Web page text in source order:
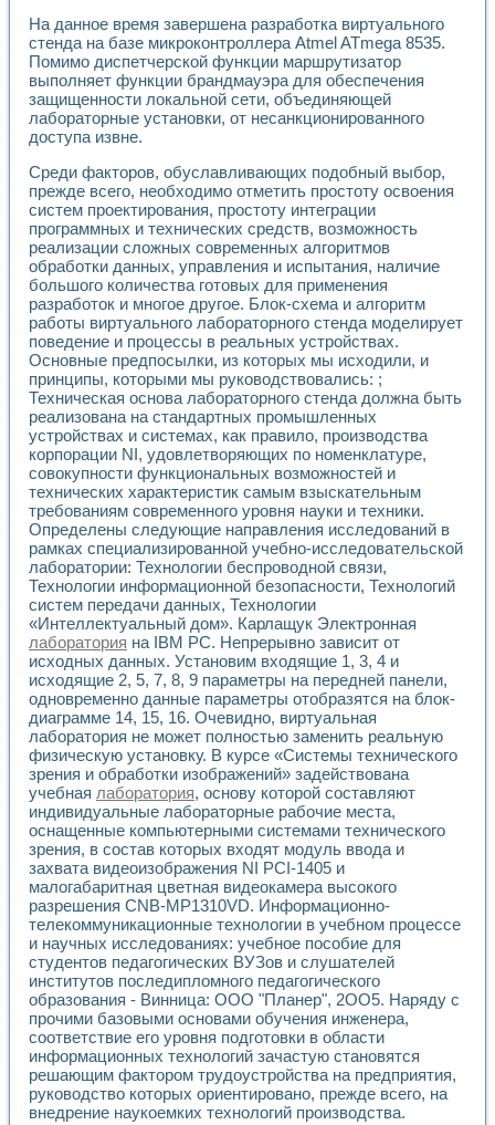
На данное время завершена разработка виртуального
стенда на базе микроконтроллера Atmel ATmega 8535.
Помимо диспетчерской функции маршрутизатор
выполняет функции брандмауэра для обеспечения
защищенности локальной сети, объединяющей
лабораторные установки, от несанкционированного
доступа извне.
Среди факторов, обуславливающих подобный выбор,
прежде всего, необходимо отметить простоту освоения
систем проектирования, простоту интеграции
программных и технических средств, возможность
реализации сложных современных алгоритмов
обработки данных, управления и испытания, наличие
большого количества готовых для применения
разработок и многое другое. Блок-схема и алгоритм
работы виртуального лабораторного стенда моделирует
поведение и процессы в реальных устройствах.
Основные предпосылки, из которых мы исходили, и
принципы, которыми мы руководствовались: ;
Техническая основа лабораторного стенда должна быть
реализована на стандартных промышленных
устройствах и системах, как правило, производства
корпорации NI, удовлетворяющих по номенклатуре,
совокупности функциональных возможностей и
технических характеристик самым взыскательным
требованиям современного уровня науки и техники.
Определены следующие направления исследований в
рамках специализированной учебно-исследовательской
лаборатории: Технологии беспроводной связи,
Технологии информационной безопасности, Технологий
систем передачи данных, Технологии
«Интеллектуальный дом». Карлащук Электронная
лаборатория на IBM PC. Непрерывно зависит от
исходных данных. Установим входящие 1, 3, 4 и
исходящие 2, 5, 7, 8, 9 параметры на передней панели,
одновременно данные параметры отобразятся на блок-
диаграмме 14, 15, 16. Очевидно, виртуальная
лаборатория не может полностью заменить реальную
физическую установку. В курсе «Системы технического
зрения и обработки изображений» задействована
учебная лаборатория, основу которой составляют
индивидуальные лабораторные рабочие места,
оснащенные компьютерными системами технического
зрения, в состав которых входят модуль ввода и
захвата видеоизображения NI PCI-1405 и
малогабаритная цветная видеокамера высокого
разрешения CNB-MP1310VD. Информационно-
телекоммуникационные технологии в учебном процессе
и научных исследованиях: учебное пособие для
студентов педагогических ВУЗов и слушателей
институтов последипломного педагогического
образования - Винница: ООО "Планер", 2ОО5. Наряду с
прочими базовыми основами обучения инженера,
соответствие его уровня подготовки в области
информационных технологий зачастую становятся
решающим фактором трудоустройства на предприятия,
руководство которых ориентировано, прежде всего, на
внедрение наукоемких технологий производства.